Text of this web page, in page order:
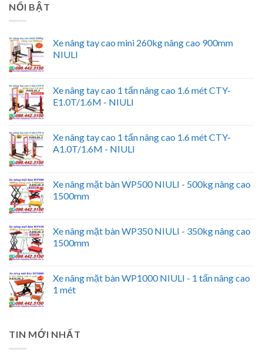
NỔI BẬT
Xe nâng tay cao mini 260kg nâng cao 900mm
NIULI
Xe nâng tay cao 1 tấn nâng cao 1.6 mét CTY-
E1.0T/1.6M - NIULI
Xe nâng tay cao 1 tấn nâng cao 1.6 mét CTY-
A1.0T/1.6M - NIULI
Xe nâng mặt bàn WP500 NIULI - 500kg nâng cao
1500mm
Xe nâng mặt bàn WP350 NIULI - 350kg nâng cao
1500mm
Xe nâng mặt bàn WP1000 NIULI - 1 tấn nâng cao
1 mét
TIN MỚI NHẤT